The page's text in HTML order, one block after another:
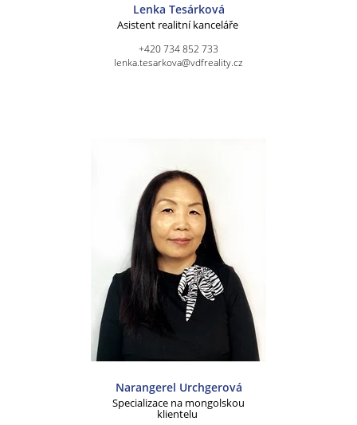
Lenka Tesárková
Asistent realitní kanceláře
+420 734 852 733
lenka.tesarkova@vdfreality.cz
Narangerel Urchgerová
Specializace na mongolskou
klientelu